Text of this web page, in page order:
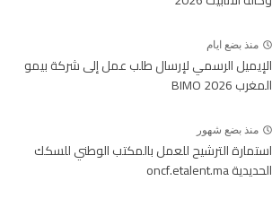
منذ بضع ايام
الإيميل الرسمي لإرسال طلب عمل إلى شركة بيمو
المغرب BIMO 2026
منذ بضع شهور
استمارة الترشيح للعمل بالمكتب الوطني للسكك
الحديدية oncf.etalent.ma